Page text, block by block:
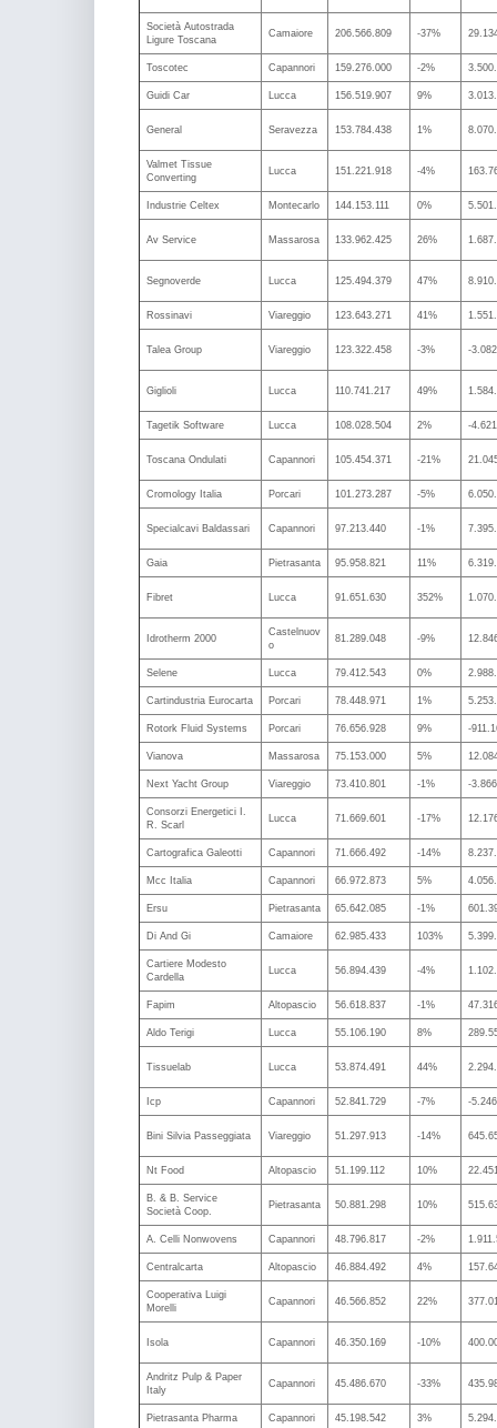
Società Autostrada
Ligure Toscana
Camaiore 206.566.809 -37%
Toscotec Capannori 159.276.000 -2%
Guidi Car Lucca 156.519.907 9%
General Seravezza 153.784.438 1%
Valmet Tissue
Converting
Lucca 151.221.918 -4%
Industrie Celtex Montecarlo 144.153.111 0%
Av Service Massarosa 133.962.425 26%
Segnoverde Lucca 125.494.379 47%
Rossinavi Viareggio 123.643.271 41%
Talea Group Viareggio 123.322.458 -3% -
Giglioli Lucca 110.741.217 49%
Tagetik Software Lucca 108.028.504 2% -
Toscana Ondulati Capannori 105.454.371 -21%
Cromology Italia Porcari 101.273.287 -5%
Specialcavi Baldassari Capannori 97.213.440 -1%
Gaia Pietrasanta 95.958.821 11%
Fibret Lucca 91.651.630 352%
Idrotherm 2000
Castelnuov
o
81.289.048 -9%
Selene Lucca 79.412.543 0%
Cartindustria Eurocarta Porcari 78.448.971 1%
Rotork Fluid Systems Porcari 76.656.928 9% -
Vianova Massarosa 75.153.000 5%
Next Yacht Group Viareggio 73.410.801 -1% -
Consorzi Energetici I.
R. Scarl
Lucca 71.669.601 -17%
Cartografica Galeotti Capannori 71.666.492 -14%
Mcc Italia Capannori 66.972.873 5%
Ersu Pietrasanta 65.642.085 -1%
Di And Gi Camaiore 62.985.433 103%
Cartiere Modesto
Cardella
Lucca 56.894.439 -4%
Fapim Altopascio 56.618.837 -1%
Aldo Terigi Lucca 55.106.190 8%
Tissuelab Lucca 53.874.491 44%
Icp Capannori 52.841.729 -7% -
Bini Silvia Passeggiata Viareggio 51.297.913 -14%
Nt Food Altopascio 51.199.112 10%
B. & B. Service
Società Coop.
Pietrasanta 50.881.298 10%
A. Celli Nonwovens Capannori 48.796.817 -2%
Centralcarta Altopascio 46.884.492 4%
Cooperativa Luigi
Morelli
Capannori 46.566.852 22%
Isola Capannori 46.350.169 -10%
Andritz Pulp & Paper
Italy
Capannori 45.486.670 -33%
Pietrasanta Pharma Capannori 45.198.542 3%